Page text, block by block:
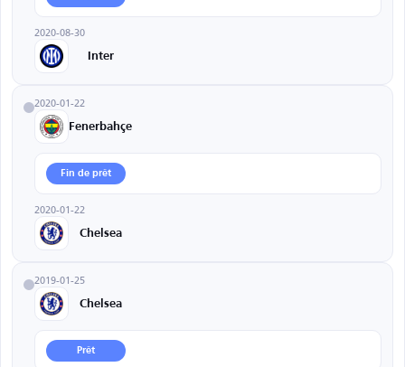
2020-08-30
Inter
2020-01-22
Fenerbahçe
Fin de prêt
2020-01-22
Chelsea
2019-01-25
Chelsea
Prêt